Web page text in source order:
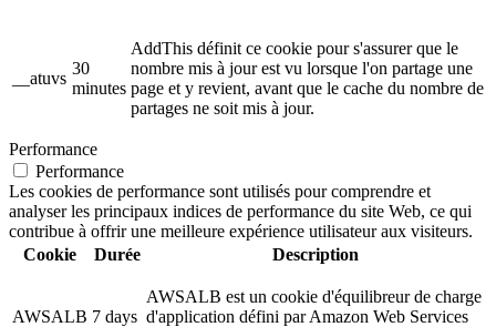
__atuvs
30
minutes
AddThis définit ce cookie pour s'assurer que le
nombre mis à jour est vu lorsque l'on partage une
page et y revient, avant que le cache du nombre de
partages ne soit mis à jour.
Performance
Performance
Les cookies de performance sont utilisés pour comprendre et
analyser les principaux indices de performance du site Web, ce qui
contribue à offrir une meilleure expérience utilisateur aux visiteurs.
Cookie
Durée Description
AWSALB 7 days
AWSALB est un cookie d'équilibreur de charge
d'application défini par Amazon Web Services